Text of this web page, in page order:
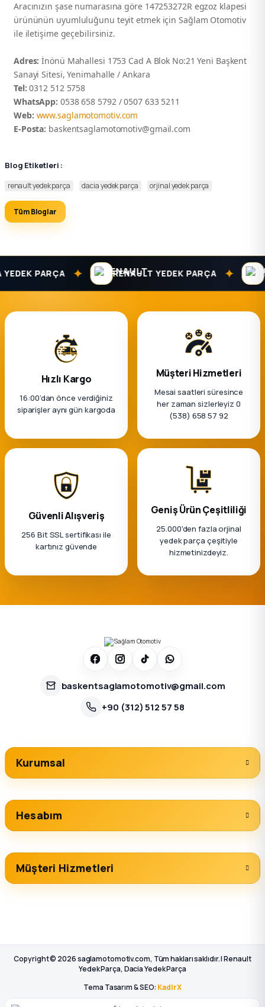
Aracınızın şase numarasına göre 147253272R egzoz klapesi
ürününün uyumluluğunu teyit etmek için Sağlam Otomotiv
ile iletişime geçebilirsiniz.
Adres: İnönü Mahallesi 1753 Cad A Blok No:21 Yeni Başkent
Sanayi Sitesi, Yenimahalle / Ankara
Tel: 0312 512 5758
WhatsApp: 0538 658 5792 / 0507 633 5211
Web: www.saglamotomotiv.com
E-Posta: baskentsaglamotomotiv@gmail.com
Blog Etiketleri :
renault yedek parça dacia yedek parça orjinal yedek parça
Tüm Bloglar
PARÇA ✦ RENAULT YEDEK PARÇA ✦
Hızlı Kargo
16:00’dan önce verdiğiniz
siparişler aynı gün kargoda
Müşteri Hizmetleri
Mesai saatleri süresince
her zaman sizlerleyiz 0
(538) 658 57 92
Güvenli Alışveriş
256 Bit SSL sertifikası ile
kartınız güvende
Geniş Ürün Çeşitliliği
25.000'den fazla orjinal
yedek parça çeşitiyle
hizmetinizdeyiz.
baskentsaglamotomotiv@gmail.com
+90 (312) 512 57 58
Kurumsal
Hesabım
Müşteri Hizmetleri
Copyright © 2026 saglamotomotiv.com, Tüm hakları saklıdır. | Renault
Yedek Parça, Dacia Yedek Parça
Tema Tasarım & SEO: KadirX